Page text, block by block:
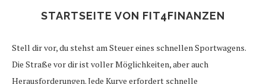
STARTSEITE VON FIT4FINANZEN
Stell dir vor, du stehst am Steuer eines schnellen Sportwagens.
Die Straße vor dir ist voller Möglichkeiten, aber auch
Herausforderungen. Jede Kurve erfordert schnelle